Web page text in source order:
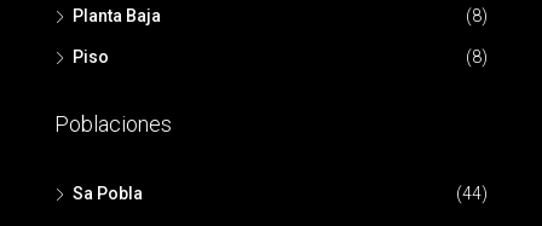
Planta Baja (8)
Piso (8)
Poblaciones
Sa Pobla (44)